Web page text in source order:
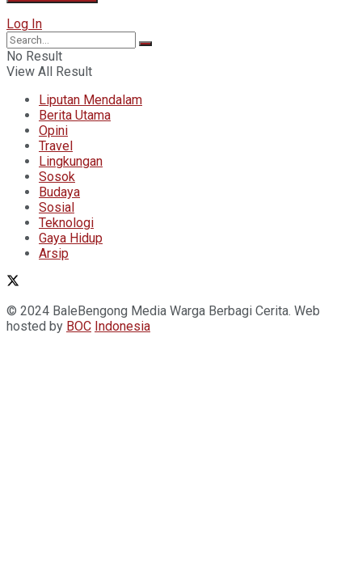
Log In
No Result
View All Result
Liputan Mendalam
Berita Utama
Opini
Travel
Lingkungan
Sosok
Budaya
Sosial
Teknologi
Gaya Hidup
Arsip
© 2024 BaleBengong Media Warga Berbagi Cerita. Web
hosted by BOC Indonesia